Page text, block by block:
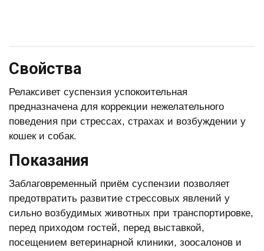
Свойства
Релаксивет суспензия успокоительная
предназначена для коррекции нежелательного
поведения при стрессах, страхах и возбуждении у
кошек и собак.
Показания
Заблаговременный приём суспензии позволяет
предотвратить развитие стрессовых явлений у
сильно возбудимых животных при транспортировке,
перед приходом гостей, перед выставкой,
посещением ветеринарной клиники, зоосалонов и